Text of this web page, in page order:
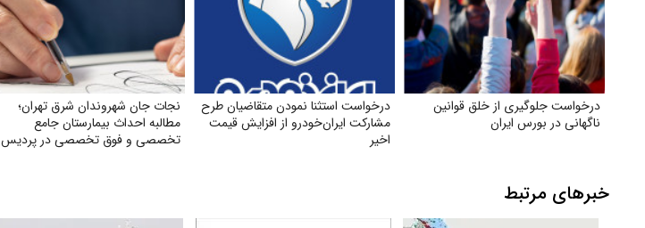
درخواست جلوگیری از خلق قوانین
ناگهانی در بورس ایران
درخواست استثنا نمودن متقاضیان طرح
مشارکت ایران‌خودرو از افزایش قیمت
اخیر
نجات جان شهروندان شرق تهران؛
مطالبه احداث بیمارستان جامع
تخصصی و فوق تخصصی در پردیس
خبرهای مرتبط